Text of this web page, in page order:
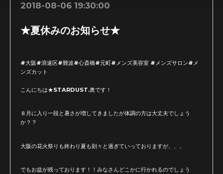
2018-08-06 19:30:00
★夏休みのお知らせ★
#大阪#浪速区#難波#心斎橋#元町#メンズ美容室 #メンズサロン#メ
ンズカット
こんにちは★STARDUST.奥です！
８月に入り一段と暑さが増してきましたが体調の方は大丈夫でしょう
か？？
大阪の花火祭りも終わり夏も刻々と過ぎていっておりますが、、、
でもお盆が残っております！！みなさんどこかに行かれるのでしょう